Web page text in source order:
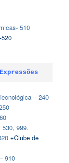
510
– 240
999.
+Clube de
910